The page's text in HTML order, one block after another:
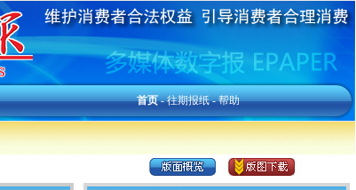
首页-往期报纸-帮助